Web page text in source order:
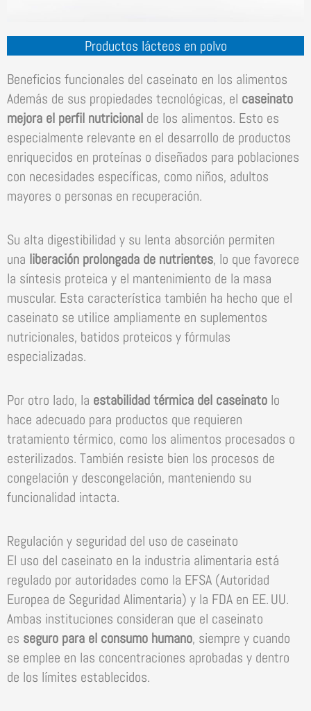
Productos lácteos en polvo
Beneficios funcionales del caseinato en los alimentos
Además de sus propiedades tecnológicas, el caseinato
mejora el perfil nutricional de los alimentos. Esto es
especialmente relevante en el desarrollo de productos
enriquecidos en proteínas o diseñados para poblaciones
con necesidades específicas, como niños, adultos
mayores o personas en recuperación.
Su alta digestibilidad y su lenta absorción permiten
una liberación prolongada de nutrientes, lo que favorece
la síntesis proteica y el mantenimiento de la masa
muscular. Esta característica también ha hecho que el
caseinato se utilice ampliamente en suplementos
nutricionales, batidos proteicos y fórmulas
especializadas.
Por otro lado, la estabilidad térmica del caseinato lo
hace adecuado para productos que requieren
tratamiento térmico, como los alimentos procesados o
esterilizados. También resiste bien los procesos de
congelación y descongelación, manteniendo su
funcionalidad intacta.
Regulación y seguridad del uso de caseinato
El uso del caseinato en la industria alimentaria está
regulado por autoridades como la EFSA (Autoridad
Europea de Seguridad Alimentaria) y la FDA en EE. UU.
Ambas instituciones consideran que el caseinato
es seguro para el consumo humano, siempre y cuando
se emplee en las concentraciones aprobadas y dentro
de los límites establecidos.